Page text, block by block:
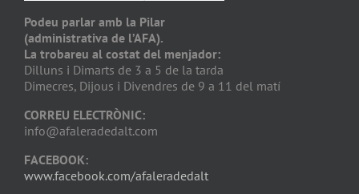
Podeu parlar amb la Pilar
(administrativa de l’AFA).
La trobareu al costat del menjador:
Dilluns i Dimarts de 3 a 5 de la tarda
Dimecres, Dijous i Divendres de 9 a 11 del matí
CORREU ELECTRÒNIC:
info@afaleradedalt.com
FACEBOOK:
www.facebook.com/afaleradedalt